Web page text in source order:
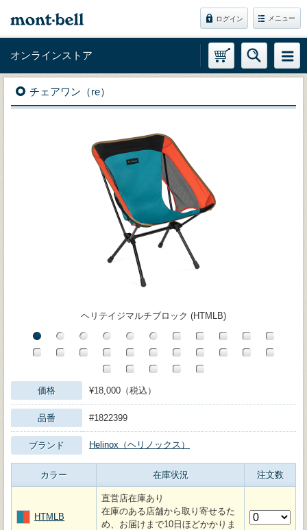
ログイン メニュー
オンラインストア
チェアワン（re）
ヘリテイジマルチブロック (HTMLB)
価格 ¥18,000（税込）
品番 #1822399
ブランド Helinox（ヘリノックス）
カラー 在庫状況 注文数
HTMLB
直営店在庫あり
在庫のある店舗から取り寄せるた
め、お届けまで10日ほどかかりま